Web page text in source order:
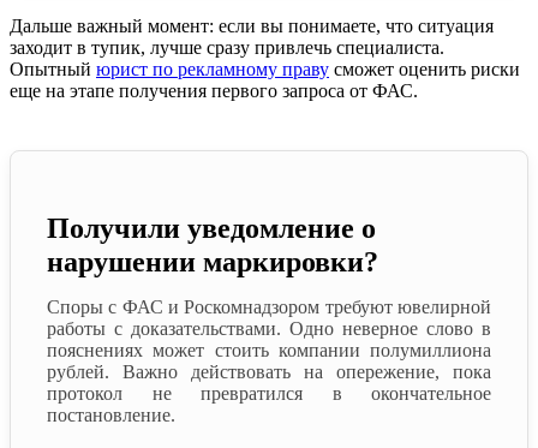
Дальше важный момент: если вы понимаете, что ситуация
заходит в тупик, лучше сразу привлечь специалиста.
Опытный юрист по рекламному праву сможет оценить риски
еще на этапе получения первого запроса от ФАС.
Получили уведомление о
нарушении маркировки?
Споры с ФАС и Роскомнадзором требуют ювелирной
работы с доказательствами. Одно неверное слово в
пояснениях может стоить компании полумиллиона
рублей. Важно действовать на опережение, пока
протокол не превратился в окончательное
постановление.